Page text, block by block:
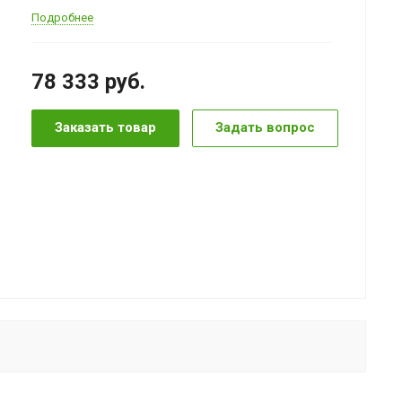
Подробнее
78 333 руб.
Заказать товар Задать вопрос